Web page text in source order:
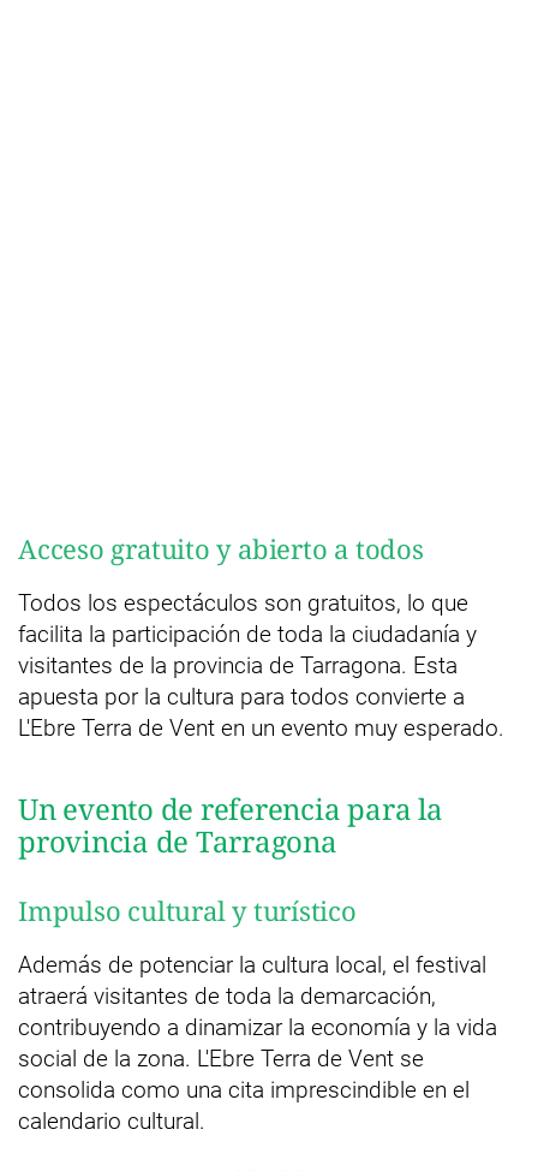
Acceso gratuito y abierto a todos
Todos los espectáculos son gratuitos, lo que
facilita la participación de toda la ciudadanía y
visitantes de la provincia de Tarragona. Esta
apuesta por la cultura para todos convierte a
L'Ebre Terra de Vent en un evento muy esperado.
Un evento de referencia para la
provincia de Tarragona
Impulso cultural y turístico
Además de potenciar la cultura local, el festival
atraerá visitantes de toda la demarcación,
contribuyendo a dinamizar la economía y la vida
social de la zona. L'Ebre Terra de Vent se
consolida como una cita imprescindible en el
calendario cultural.